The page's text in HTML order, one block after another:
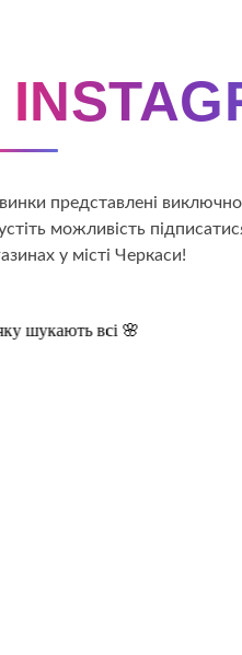
представлені
можливість
у місті Черкаси!